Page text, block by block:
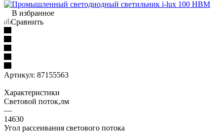
В избранное
Сравнить
Артикул: 87155563
Характеристики
Световой поток,лм
—
14630
Угол рассеивания светового потока